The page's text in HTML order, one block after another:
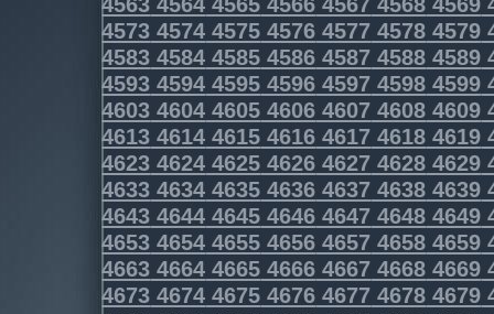
4573 4574 4575 4576 4577 4578 4579
4583 4584 4585 4586 4587 4588 4589
4593 4594 4595 4596 4597 4598 4599
4603 4604 4605 4606 4607 4608 4609
4613 4614 4615 4616 4617 4618 4619
4623 4624 4625 4626 4627 4628 4629
4633 4634 4635 4636 4637 4638 4639
4643 4644 4645 4646 4647 4648 4649
4653 4654 4655 4656 4657 4658 4659
4663 4664 4665 4666 4667 4668 4669
4673 4674 4675 4676 4677 4678 4679